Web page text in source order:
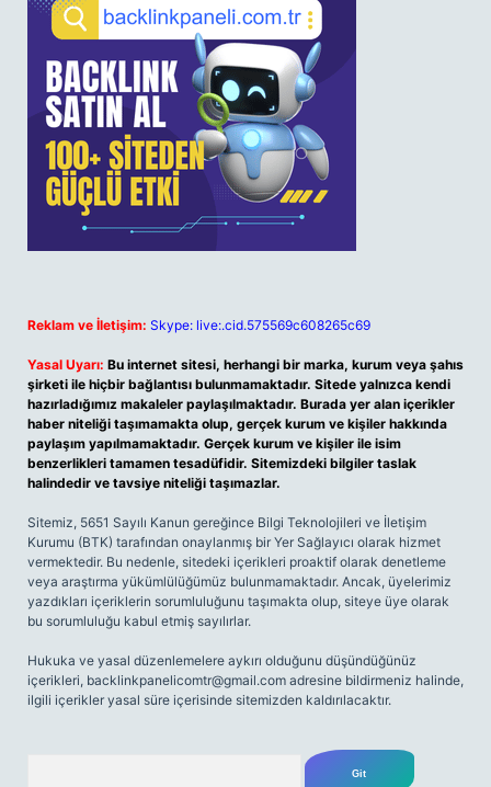
Reklam ve İletişim: Skype: live:.cid.575569c608265c69
Yasal Uyarı: Bu internet sitesi, herhangi bir marka, kurum veya şahıs
şirketi ile hiçbir bağlantısı bulunmamaktadır. Sitede yalnızca kendi
hazırladığımız makaleler paylaşılmaktadır. Burada yer alan içerikler
haber niteliği taşımamakta olup, gerçek kurum ve kişiler hakkında
paylaşım yapılmamaktadır. Gerçek kurum ve kişiler ile isim
benzerlikleri tamamen tesadüfidir. Sitemizdeki bilgiler taslak
halindedir ve tavsiye niteliği taşımazlar.
Sitemiz, 5651 Sayılı Kanun gereğince Bilgi Teknolojileri ve İletişim
Kurumu (BTK) tarafından onaylanmış bir Yer Sağlayıcı olarak hizmet
vermektedir. Bu nedenle, sitedeki içerikleri proaktif olarak denetleme
veya araştırma yükümlülüğümüz bulunmamaktadır. Ancak, üyelerimiz
yazdıkları içeriklerin sorumluluğunu taşımakta olup, siteye üye olarak
bu sorumluluğu kabul etmiş sayılırlar.
Hukuka ve yasal düzenlemelere aykırı olduğunu düşündüğünüz
içerikleri, backlinkpanelicomtr@gmail.com adresine bildirmeniz halinde,
ilgili içerikler yasal süre içerisinde sitemizden kaldırılacaktır.